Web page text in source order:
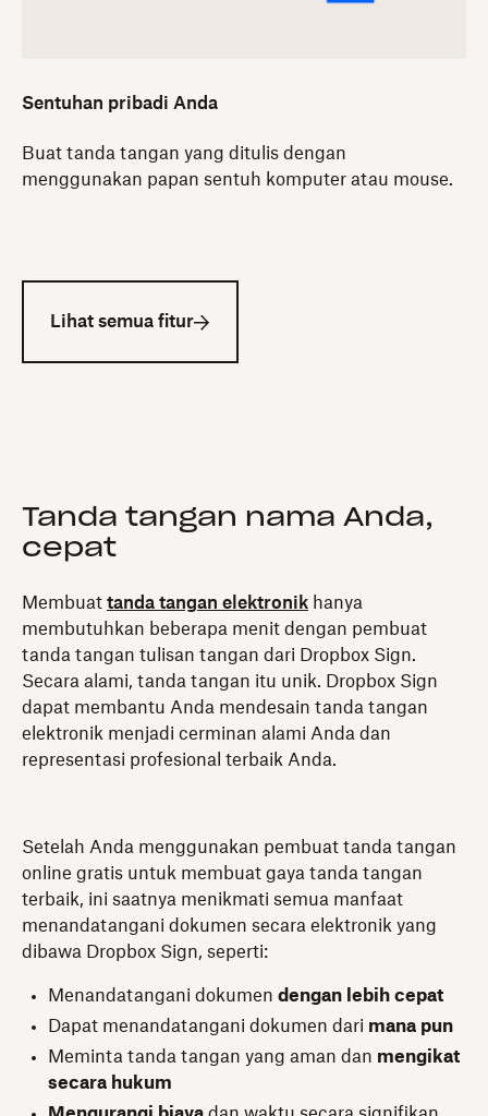
Sentuhan pribadi Anda
Buat tanda tangan yang ditulis dengan
menggunakan papan sentuh komputer atau mouse.
Lihat semua fitur
Tanda tangan nama Anda,
cepat
Membuat tanda tangan elektronik hanya
membutuhkan beberapa menit dengan pembuat
tanda tangan tulisan tangan dari Dropbox Sign.
Secara alami, tanda tangan itu unik. Dropbox Sign
dapat membantu Anda mendesain tanda tangan
elektronik menjadi cerminan alami Anda dan
representasi profesional terbaik Anda.
Setelah Anda menggunakan pembuat tanda tangan
online gratis untuk membuat gaya tanda tangan
terbaik, ini saatnya menikmati semua manfaat
menandatangani dokumen secara elektronik yang
dibawa Dropbox Sign, seperti:
Menandatangani dokumen dengan lebih cepat
Dapat menandatangani dokumen dari mana pun
Meminta tanda tangan yang aman dan mengikat
secara hukum